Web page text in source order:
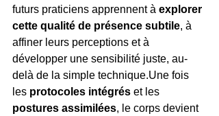
futurs praticiens apprennent à explorer
cette qualité de présence subtile, à
affiner leurs perceptions et à
développer une sensibilité juste, au-
delà de la simple technique.Une fois
les protocoles intégrés et les
postures assimilées, le corps devient